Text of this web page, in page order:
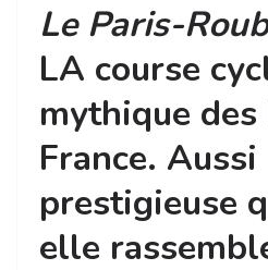
Le Paris-
LA course
mythique
France. Aussi
prestigieuse
elle